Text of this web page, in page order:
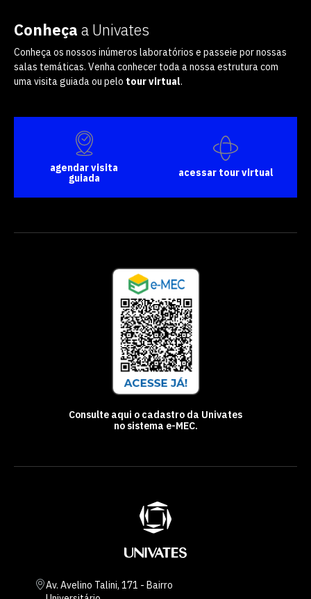
Conheça a Univates
Conheça os nossos inúmeros laboratórios e passeie por nossas
salas temáticas. Venha conhecer toda a nossa estrutura com
uma visita guiada ou pelo tour virtual.
agendar visita
guiada
acessar tour virtual
Consulte aqui o cadastro da Univates
no sistema e-MEC.
Av. Avelino Talini, 171 - Bairro